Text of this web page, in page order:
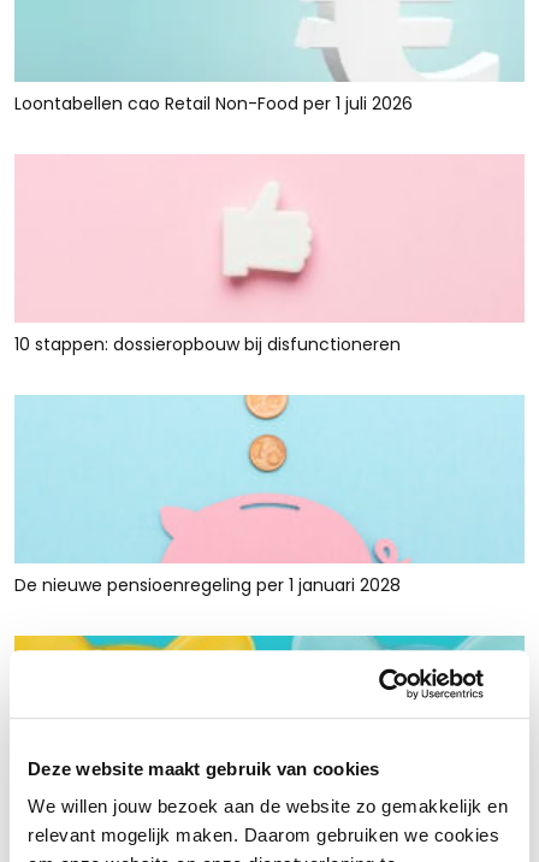
Deze website maakt gebruik van cookies
We willen jouw bezoek aan de website zo gemakkelijk en
relevant mogelijk maken. Daarom gebruiken we cookies
Loontabellen cao Retail Non-Food per 1 juli 2026
10 stappen: dossieropbouw bij disfunctioneren
De nieuwe pensioenregeling per 1 januari 2028
Rust en ruimte met werkkapitaalfinanciering: voor retailers
die tijdelijk krap zitten